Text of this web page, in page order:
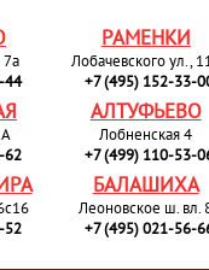
7а
44
РАМЕНКИ
Лобачевского ул.,
+7 (495) 152-33-
62
АЛТУФЬЕВО
Лобненская 4
+7 (499) 110-53-
52
БАЛАШИХА
Леоновское ш. вл.
+7 (495) 021-56-